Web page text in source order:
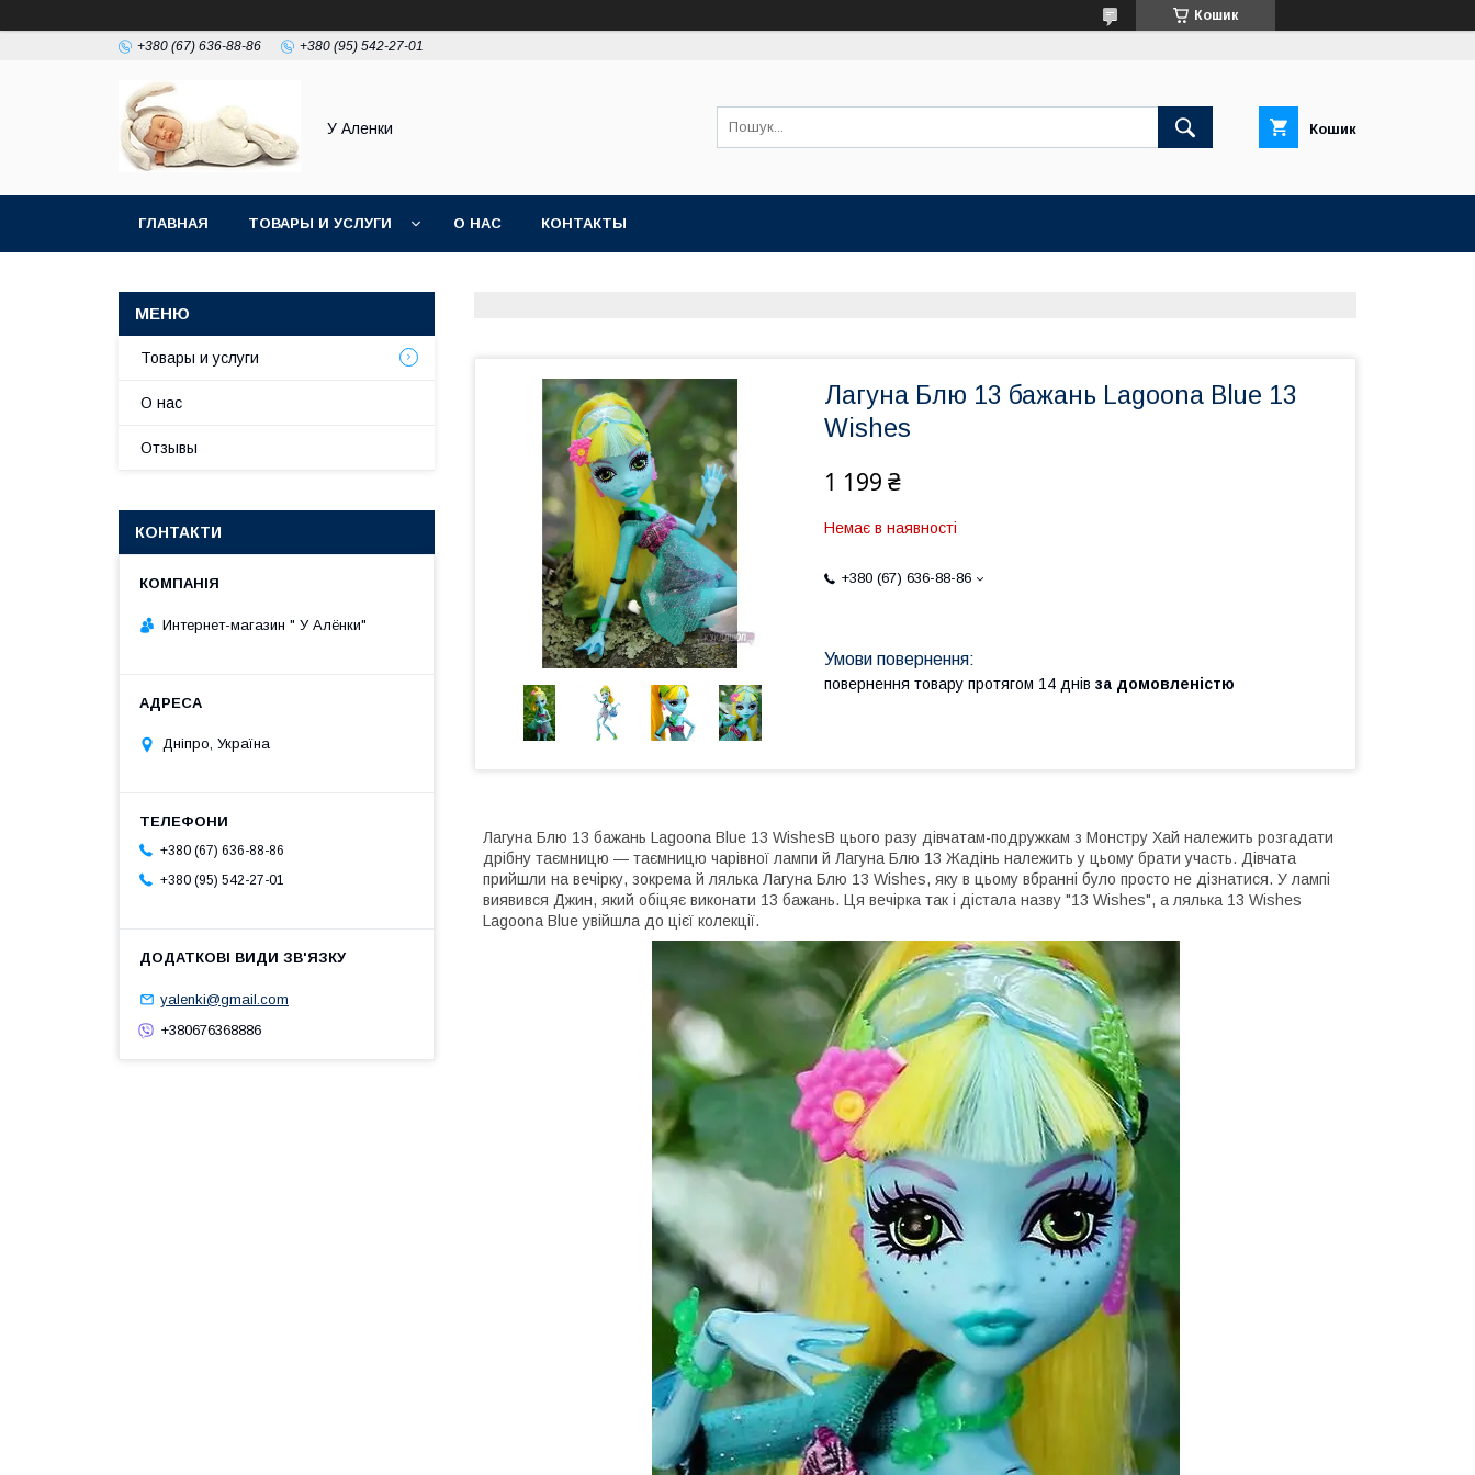
Кошик
+380 (67) 636-88-86 +380 (95) 542-27-01
У Аленки Кошик
ГЛАВНАЯ ТОВАРЫ И УСЛУГИ О НАС КОНТАКТЫ
Лагуна Блю 13 бажань Lagoona Blue 13
Wishes
1 199 ₴
Немає в наявності
+380 (67) 636-88-86
повернення товару протягом 14 днів за домовленістю
Лагуна Блю 13 бажань Lagoona Blue 13 WishesB цього разу дівчатам-подружкам з Монстру Хай належить розгадати
дрібну таємницю — таємницю чарівної лампи й Лагуна Блю 13 Жадінь належить у цьому брати участь. Дівчата
прийшли на вечірку, зокрема й лялька Лагуна Блю 13 Wishes, яку в цьому вбранні було просто не дізнатися. У лампі
виявився Джин, який обіцяє виконати 13 бажань. Ця вечірка так і дістала назву "13 Wishes", а лялька 13 Wishes
Lagoona Blue увійшла до цієї колекції.
Товары и услуги
О нас
Отзывы
КОНТАКТИ
Интернет-магазин " У Алёнки"
Дніпро, Україна
+380 (67) 636-88-86
+380 (95) 542-27-01
yalenki@gmail.com
+380676368886